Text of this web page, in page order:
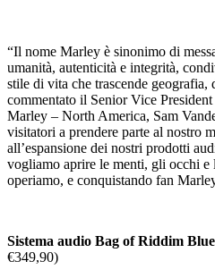
“Il nome Marley è sinonimo di
umanità, autenticità e integrità,
stile di vita che trascende geografia,
commentato il Senior Vice
Marley – North America, Sam
visitatori a prendere parte al nostro
all’espansione dei nostri prodotti
vogliamo aprire le menti, gli occhi e
operiamo, e conquistando fan
Sistema audio Bag of Riddim
€349,90)